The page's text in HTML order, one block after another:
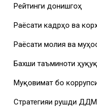
Рейтинги донишгоҳ
Раёсати кадрҳо ва
Раёсати молия ва
Бахши таъминоти ҳуқуқӣ
Муқовимат бо
Стратегияи рушди